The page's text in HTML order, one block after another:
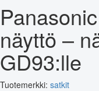
näyttö –
GD93:lle
Tuotemerkki: satkit